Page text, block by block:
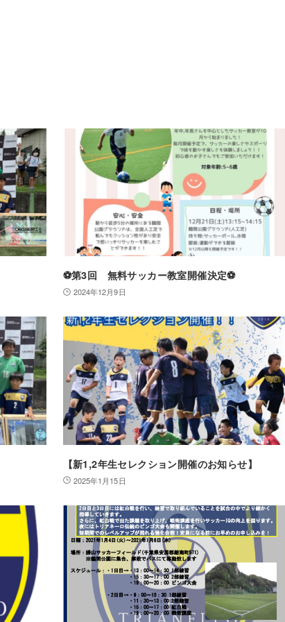
⚽️第3回 無料サッカー教室開催決定⚽️
2024年12月9日
【新1,2年生セレクション開催のお知らせ】
2025年1月15日